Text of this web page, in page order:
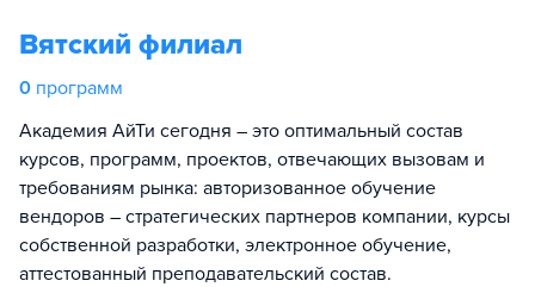
Вятский филиал
0 программ
Академия АйТи сегодня – это оптимальный состав
курсов, программ, проектов, отвечающих вызовам и
требованиям рынка: авторизованное обучение
вендоров – стратегических партнеров компании, курсы
собственной разработки, электронное обучение,
аттестованный преподавательский состав.